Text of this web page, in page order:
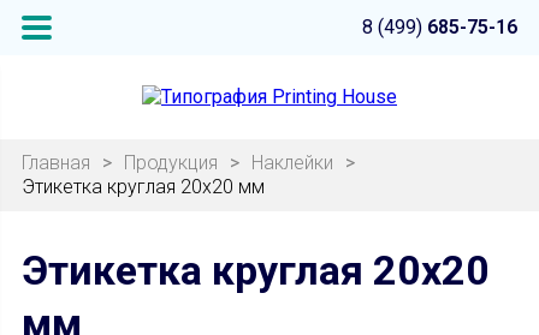
8 (499) 685-75-16
Главная > Продукция > Наклейки
>
Этикетка круглая 20х20 мм
Этикетка круглая 20х20
мм